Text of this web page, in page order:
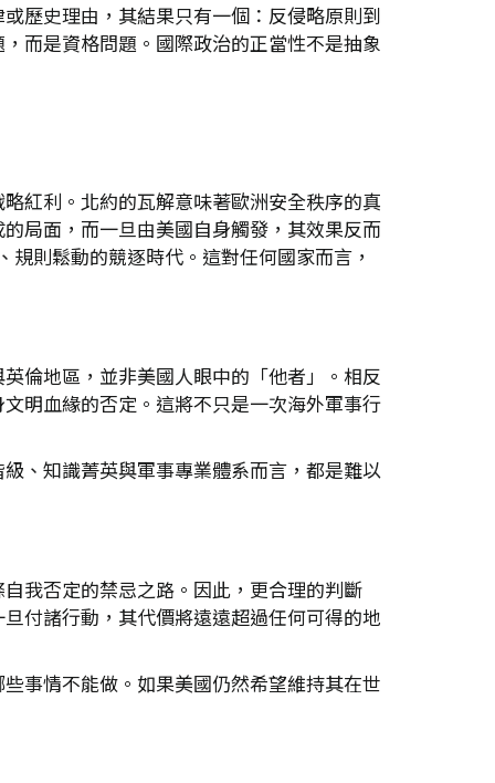
歷史理由，其結果只有一個：反侵略原則到
而是資格問題。國際政治的正當性不是抽象
紅利。北約的瓦解意味著歐洲安全秩序的真
局面，而一旦由美國自身觸發，其效果反而
則鬆動的競逐時代。這對任何國家而言，
倫地區，並非美國人眼中的「他者」。相反
明血緣的否定。這將不只是一次海外軍事行
、知識菁英與軍事專業體系而言，都是難以
我否定的禁忌之路。因此，更合理的判斷
付諸行動，其代價將遠遠超過任何可得的地
事情不能做。如果美國仍然希望維持其在世